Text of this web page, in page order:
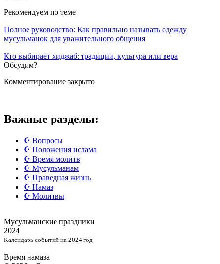
Рекомендуем по теме
Полное руководство: Как правильно называть одежду
мусульманок для уважительного общения
Кто выбирает хиджаб: традиции, культура или вера
Обсудим?
Комментирование закрыто
Важные разделы:
☪️ Вопросы
☪️ Положения ислама
☪️ Время молитв
☪️ Мусульманам
☪️ Праведная жизнь
☪️ Намаз
☪️ Молитвы
Мусульманские праздники
2024
Календарь событий на 2024 год
Время намаза